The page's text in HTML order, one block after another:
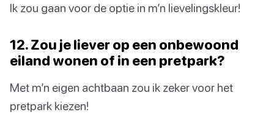
Ik zou gaan voor de optie in m’n lievelingskleur!
12. Zou je liever op een onbewoond
eiland wonen of in een pretpark?
Met m’n eigen achtbaan zou ik zeker voor het
pretpark kiezen!